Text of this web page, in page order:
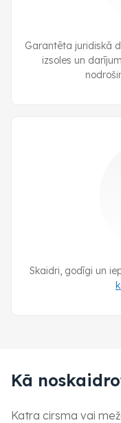
Garantēta juridiskā
izsoles un
Skaidri, godīgi un
Kā
Katra cirsma vai